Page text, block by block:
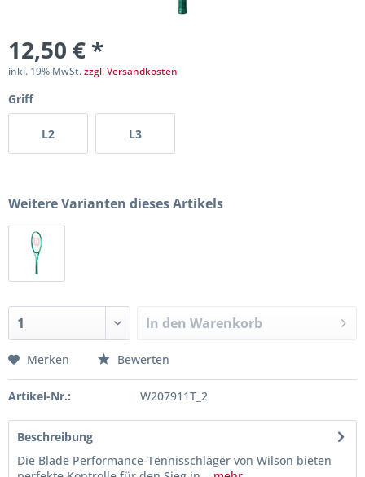
12,50 € *
inkl. 19% MwSt.zzgl. Versandkosten
Griff
L2 L3
Weitere Varianten dieses Artikels
In den Warenkorb
Merken Bewerten
Artikel-Nr.: W207911T_2
Beschreibung
Die Blade Performance-Tennisschläger von Wilson bieten